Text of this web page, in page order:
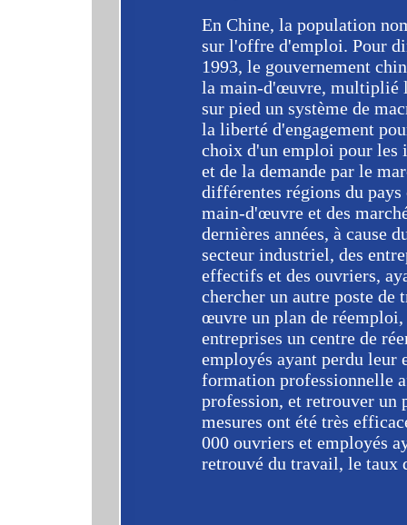
En Chine, la population
sur l'offre d'emploi. Pour
1993, le gouvernement
la main-d'œuvre, multiplié
sur pied un système de
la liberté d'engagement
choix d'un emploi pour
et de la demande par le
différentes régions du pays
main-d'œuvre et des
dernières années, à cause
secteur industriel, des
effectifs et des ouvriers,
chercher un autre poste
œuvre un plan de
entreprises un centre de
employés ayant perdu
formation professionnelle
profession, et retrouver un
mesures ont été très
000 ouvriers et employés
retrouvé du travail, le taux